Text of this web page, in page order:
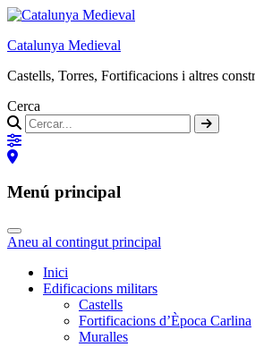
Catalunya Medieval
Castells, Torres, Fortificacions i altres
Cerca
Menú principal
Aneu al contingut principal
Inici
Edificacions militars
Castells
Fortificacions d’Època Carlina
Muralles